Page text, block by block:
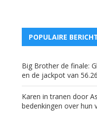
POPULAIRE
Big Brother de finale:
en de jackpot van
Karen in tranen door
bedenkingen over hun